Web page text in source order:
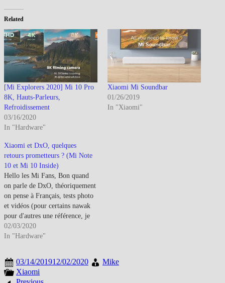
Related
[Mi Explorers 2020] Mi 10 Pro
8K, Hauts-Parleurs,
Refroidissement
03/16/2020
In "Hardware"
Xiaomi Mi Soundbar
01/26/2019
In "Xiaomi"
Xiaomi et DxO, quelques
retours prometteurs ? (Mi Note
10 et Mi 10 Inside)
Hello les Mi Fans, Bon quand
on parle de DxO, théoriquement
on pense à Français, tests photo
et vidéos (pour certains nawak
pour d'autres une référence, je
ne rentrerai pas dans ce débat
^^). Sauf que depuis Octobre de
aussi de la partie Audio. Donc
voilà à date…
02/03/2020
In "Hardware"
03/14/201912/02/2020
Mike
Xiaomi